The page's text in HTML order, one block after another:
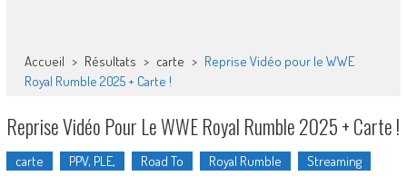
Accueil > Résultats > carte > Reprise Vidéo pour le WWE
Royal Rumble 2025 + Carte !
Reprise Vidéo Pour Le WWE Royal Rumble 2025 + Carte !
carte PPV, PLE, Road To Royal Rumble
Streaming